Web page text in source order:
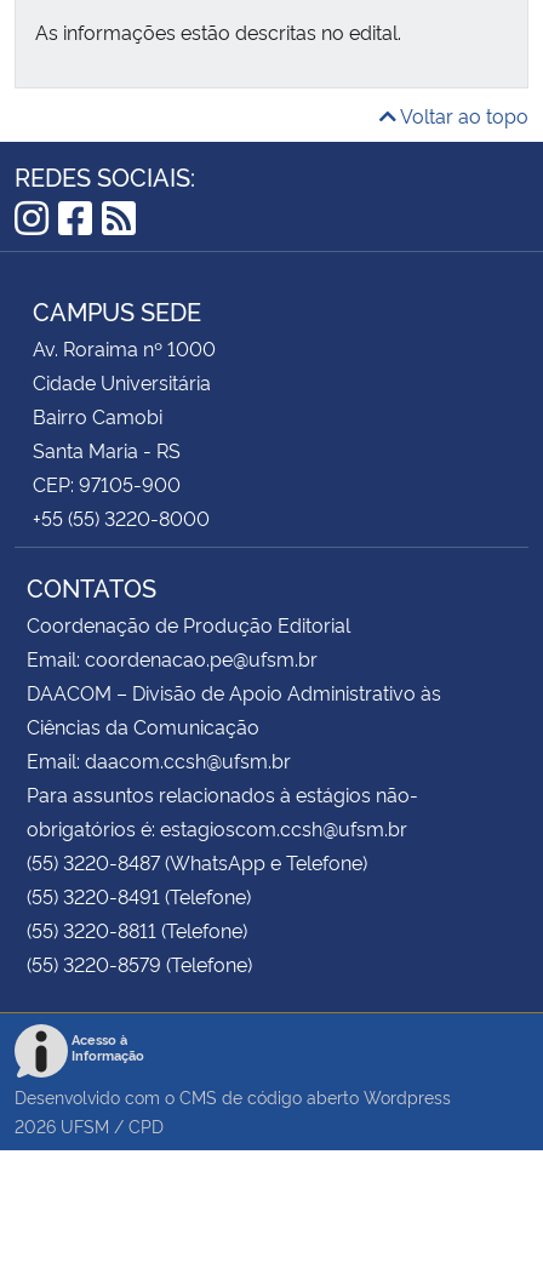
As informações estão descritas no edital.
Voltar ao topo
REDES SOCIAIS:
Instagram
Facebook
RSS
CAMPUS SEDE
Av. Roraima nº 1000
Cidade Universitária
Bairro Camobi
Santa Maria - RS
CEP: 97105-900
+55 (55) 3220-8000
CONTATOS
Coordenação de Produção Editorial
Email: coordenacao.pe@ufsm.br
DAACOM – Divisão de Apoio Administrativo às
Ciências da Comunicação
Email: daacom.ccsh@ufsm.br
Para assuntos relacionados à estágios não-
obrigatórios é: estagioscom.ccsh@ufsm.br
(55) 3220-8487 (WhatsApp e Telefone)
(55) 3220-8491 (Telefone)
(55) 3220-8811 (Telefone)
(55) 3220-8579 (Telefone)
Acesso à
Informação
Desenvolvido com o CMS de código aberto Wordpress
2026 UFSM / CPD